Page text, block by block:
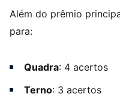
Além do prêmio
para:
Quadra: 4 acertos
Terno: 3 acertos